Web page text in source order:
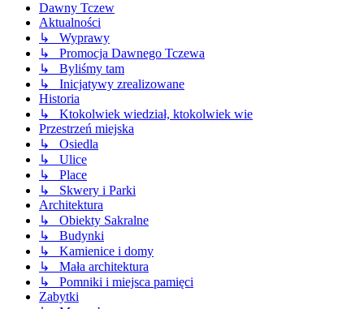
Dawny Tczew
Aktualności
↳ Wyprawy
↳ Promocja Dawnego Tczewa
↳ Byliśmy tam
↳ Inicjatywy zrealizowane
Historia
↳ Ktokolwiek wiedział, ktokolwiek wie
Przestrzeń miejska
↳ Osiedla
↳ Ulice
↳ Place
↳ Skwery i Parki
Architektura
↳ Obiekty Sakralne
↳ Budynki
↳ Kamienice i domy
↳ Mała architektura
↳ Pomniki i miejsca pamięci
Zabytki